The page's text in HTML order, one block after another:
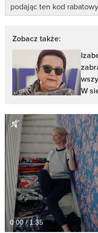
podając ten kod
Zobacz także:
W
0:00 / 1:35